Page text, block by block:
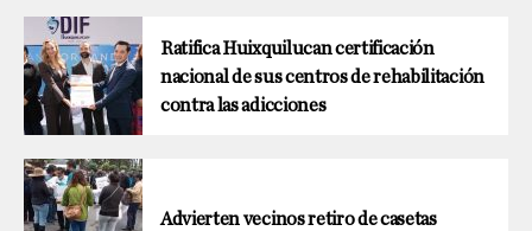
Ratifica Huixquilucan certificación
nacional de sus centros de rehabilitación
contra las adicciones
Advierten vecinos retiro de casetas